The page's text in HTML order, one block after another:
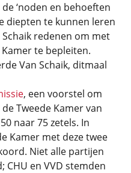
‘noden en behoeften
diepten te kunnen leren
Schaik redenen om met
te bepleiten.
Van Schaik, ditmaal
, een voorstel om
Tweede Kamer van
naar 75 zetels. In
Kamer met deze twee
Niet alle partijen
en VVD stemden